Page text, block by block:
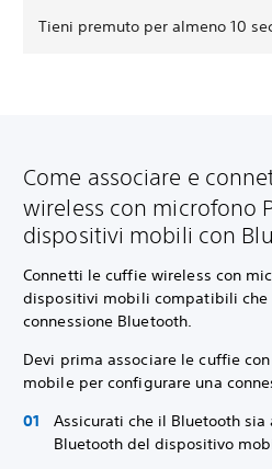
Tieni premuto per almeno 10
Come associare e
wireless con microfono
dispositivi mobili con
Connetti le cuffie wireless con
dispositivi mobili compatibili che
connessione Bluetooth.
Devi prima associare le cuffie
mobile per configurare una
Assicurati che il Bluetooth
Bluetooth del dispositivo